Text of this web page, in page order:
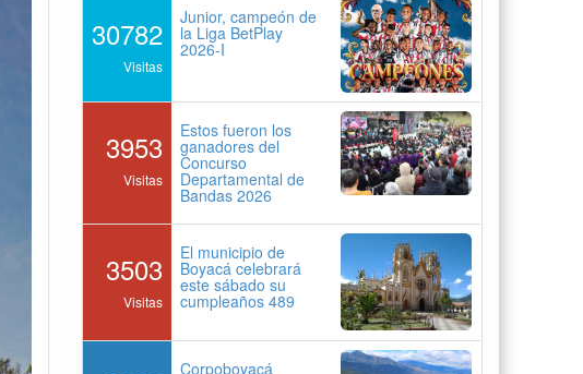
30782
Visitas
Junior, campeón de
la Liga BetPlay
2026-I
3953
Visitas
Estos fueron los
ganadores del
Concurso
Departamental de
Bandas 2026
3503
Visitas
El municipio de
Boyacá celebrará
este sábado su
cumpleaños 489
Corpoboyacá